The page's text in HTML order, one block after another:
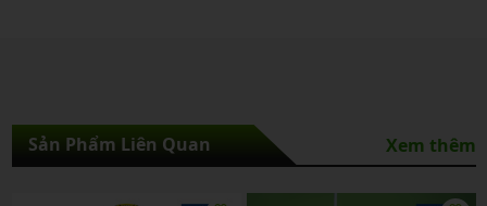
Sản Phẩm Liên Quan Xem thêm